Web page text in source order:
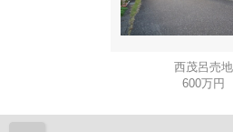
西茂呂売地
600万円